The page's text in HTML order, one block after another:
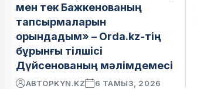
мен тек Бажкенованың
тапсырмаларын
орындадым» – Orda.kz-тің
бұрынғы тілшісі
Дүйсенованың мәлімдемесі
АВТОРKYN.KZ 6 ТАМЫЗ, 2026